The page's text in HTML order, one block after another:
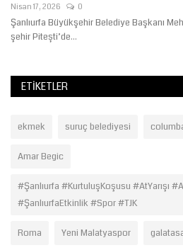
Nisan 17, 2026 0
Şanlıurfa Büyükşehir Belediye Başkanı
şehir Pitești’de...
ETIKETLER
ekmek suruç belediyesi
Amar Begic
#Şanlıurfa #KurtuluşKoşusu #AtYarışı
#ŞanlıurfaEtkinlik #Spor #TJK
Roma Yeni Malatyaspor